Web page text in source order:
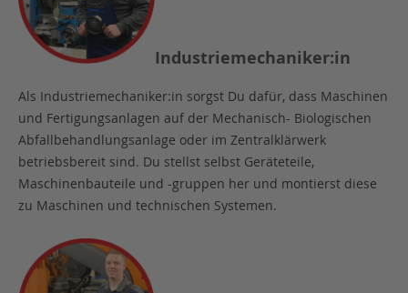
Industriemechaniker:in
Als Industriemechaniker:in sorgst Du dafür, dass Maschinen
und Fertigungsanlagen auf der Mechanisch- Biologischen
Abfallbehandlungsanlage oder im Zentralklärwerk
betriebsbereit sind. Du stellst selbst Geräteteile,
Maschinenbauteile und -gruppen her und montierst diese
zu Maschinen und technischen Systemen.